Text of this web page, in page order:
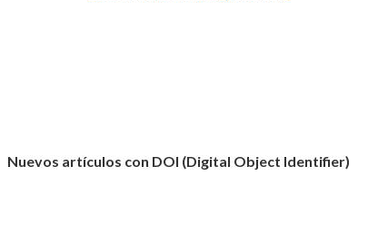
Nuevos artículos con DOI (Digital Object Identifier)